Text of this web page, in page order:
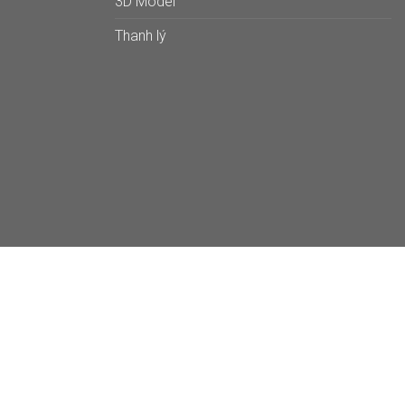
Thanh lý